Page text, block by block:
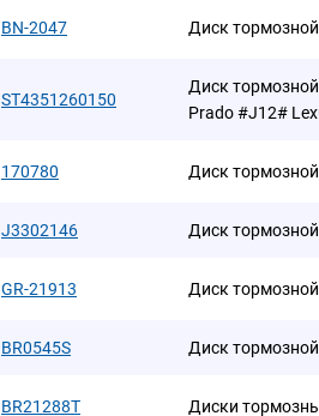
BN-2047 Диск
ST4351260150
Диск
Prado #J12#
170780 Диск тормозной
J3302146 Диск
GR-21913 Диск тормозной
BR0545S Диск тормозной
BR21288T Диски